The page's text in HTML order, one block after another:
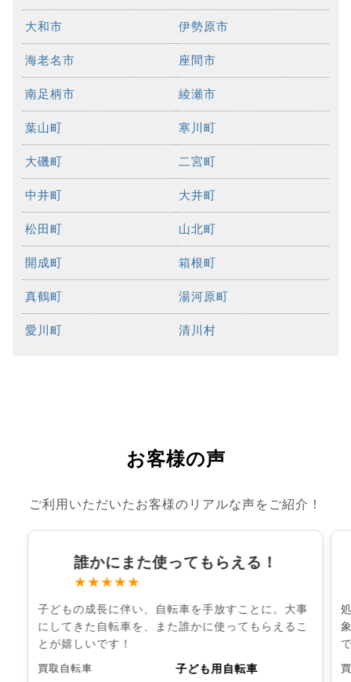
大和市 伊勢原市
海老名市 座間市
南足柄市 綾瀬市
葉山町 寒川町
大磯町 二宮町
中井町 大井町
松田町 山北町
開成町 箱根町
真鶴町 湯河原町
愛川町 清川村
お客様の声
ご利用いただいたお客様のリアルな声をご紹介！
誰かにまた使ってもらえる！
★★★★★
子どもの成長に伴い、自転車を手放すことに。大事
にしてきた自転車を、また誰かに使ってもらえるこ
とが嬉しいです！
買取自転車 子ども用自転車